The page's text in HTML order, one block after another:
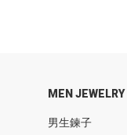
MEN JEWELRY
男生鍊子